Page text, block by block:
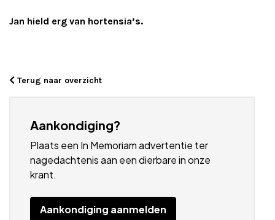
Jan hield erg van hortensia’s.
Terug naar overzicht
Aankondiging?
Plaats een In Memoriam advertentie ter
nagedachtenis aan een dierbare in onze
krant.
Aankondiging aanmelden